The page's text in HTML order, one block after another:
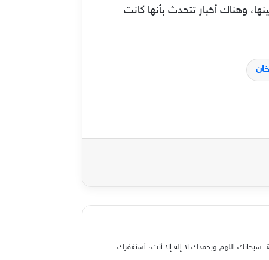
وهناك أخبار تتحدث بأنها كانت
اللهم وبحمدك لا إله إلا أنت، أستغفرك